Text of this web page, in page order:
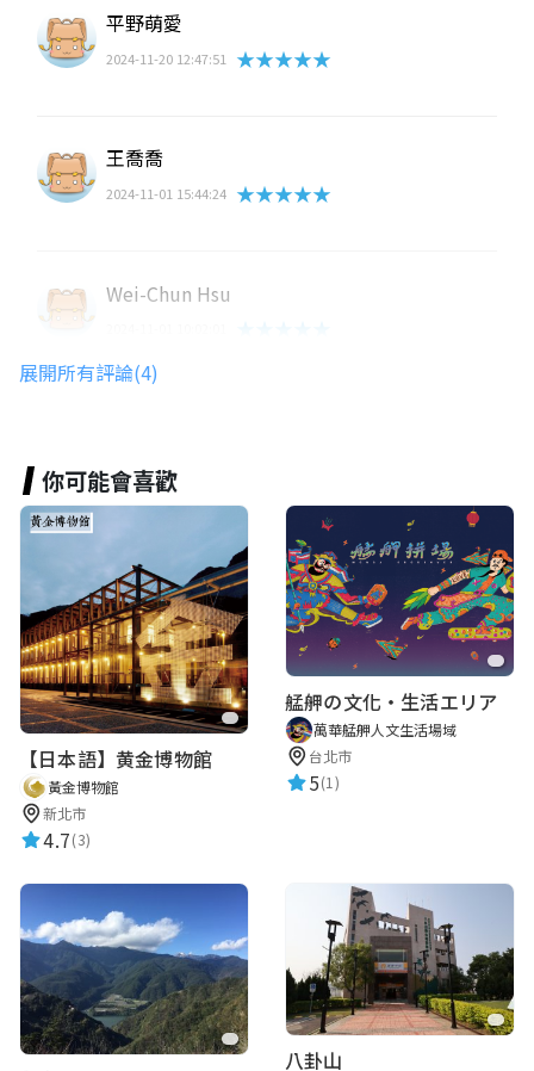
平野萌愛
2024-11-20 12:47:51 ★★★★★
王喬喬
2024-11-01 15:44:24 ★★★★★
Wei-Chun Hsu
展開所有評論(4)
你可能會喜歡
【日本語】黄金博物館
黃金博物館
新北市
4.7(3)
艋舺の文化・生活エリア
萬華艋舺人文生活場域
台北市
5(1)
八卦山